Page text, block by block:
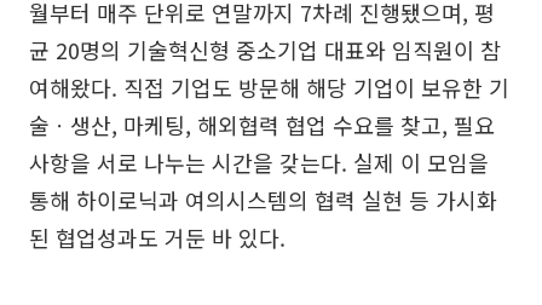
월부터 매주 단위로 연말까지 7차례 진행됐으며, 평
균 20명의 기술혁신형 중소기업 대표와 임직원이 참
여해왔다. 직접 기업도 방문해 해당 기업이 보유한 기
술ㆍ생산, 마케팅, 해외협력 협업 수요를 찾고, 필요
사항을 서로 나누는 시간을 갖는다. 실제 이 모임을
통해 하이로닉과 여의시스템의 협력 실현 등 가시화
된 협업성과도 거둔 바 있다.